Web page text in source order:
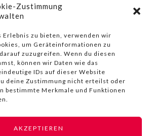
Zustimmung
Erlebnis zu bieten, verwenden wir
um Geräteinformationen zu
zuzugreifen. Wenn du diesen
können wir Daten wie das
IDs auf dieser Website
deine Zustimmung nicht erteilst oder
bestimmte Merkmale und Funktionen
AKZEPTIEREN
LIVINN |IMPRESSUM |DATENSCHUTZ